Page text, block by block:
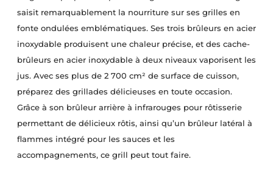
saisit remarquablement la nourriture sur ses grilles en
fonte ondulées emblématiques. Ses trois brûleurs en acier
inoxydable produisent une chaleur précise, et des cache-
brûleurs en acier inoxydable à deux niveaux vaporisent les
jus. Avec ses plus de 2 700 cm² de surface de cuisson,
préparez des grillades délicieuses en toute occasion.
Grâce à son brûleur arrière à infrarouges pour rôtisserie
permettant de délicieux rôtis, ainsi qu’un brûleur latéral à
flammes intégré pour les sauces et les
accompagnements, ce grill peut tout faire.